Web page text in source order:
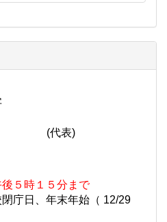
(代表)
５時１５分まで
日、年末年始（ 12/29